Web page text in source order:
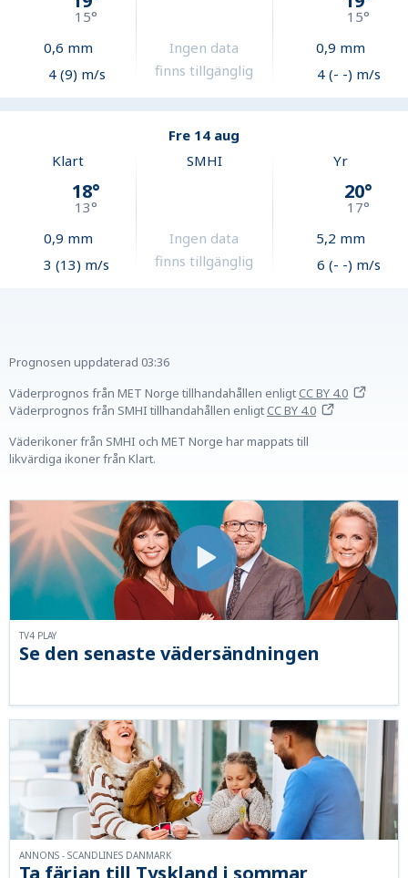
15°
0,6 mm
4 (9) m/s
Ingen data
finns tillgänglig
15°
0,9 mm
4 (- -) m/s
Fre 14 aug
Klart
18°
13°
0,9 mm
3 (13) m/s
SMHI
Ingen data
finns tillgänglig
Yr
20°
17°
5,2 mm
6 (- -) m/s
Prognosen uppdaterad 03:36
Väderprognos från MET Norge tillhandahållen enligtCC BY 4.0
Väderprognos från SMHI tillhandahållen enligtCC BY 4.0
Väderikoner från SMHI och MET Norge har mappats till
likvärdiga ikoner från Klart.
Se den senaste vädersändningen
TV4 PLAY
ANNONS - SCANDLINES DANMARK